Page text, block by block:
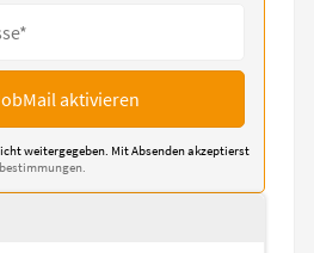
aktivieren
weitergegeben. Mit Absenden akzeptierst